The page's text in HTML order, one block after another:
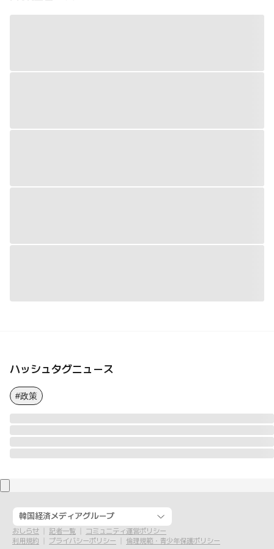
ハッシュタグニュース
#政策
韓国経済メディアグループ
おしらせ 記者一覧
コミュニティ運営ポリシー
利用規約
プライバシーポリシー 倫理規範・青少年保護ポリシー